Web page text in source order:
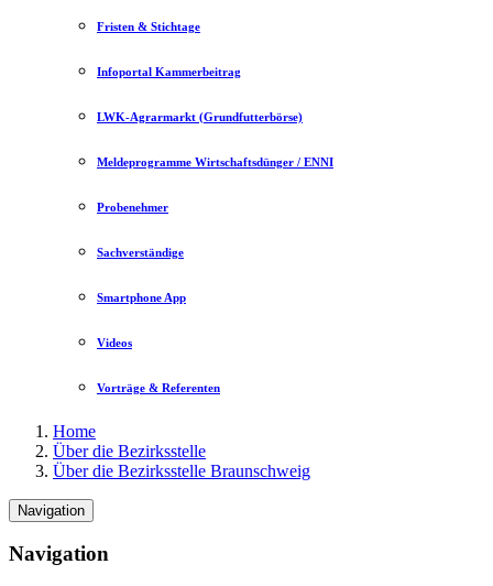
Fristen & Stichtage
Infoportal Kammerbeitrag
LWK-Agrarmarkt (Grundfutterbörse)
Meldeprogramme Wirtschaftsdünger / ENNI
Probenehmer
Sachverständige
Smartphone App
Videos
Vorträge & Referenten
Home
Über die Bezirksstelle
Über die Bezirksstelle Braunschweig
Navigation
Navigation